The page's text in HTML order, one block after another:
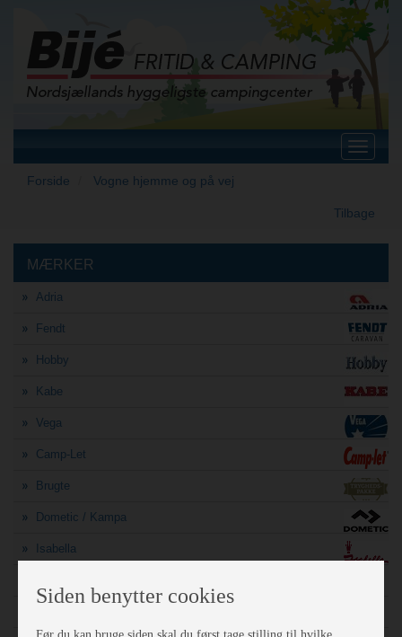
Toggle
Forside
Vogne hjemme og på vej
Tilbage
MÆRKER
Adria
Fendt
Hobby
Kabe
Vega
Camp-Let
Brugte
Dometic / Kampa
Isabella
Siden benytter cookies